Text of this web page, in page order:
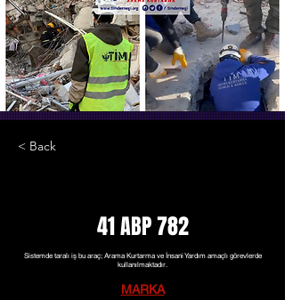
< Back
41 ABP 782
Sistemde taralı iş bu araç; Arama Kurtarma ve İnsani Yardım amaçlı görevlerde
kullanılmaktadır.
MARKA